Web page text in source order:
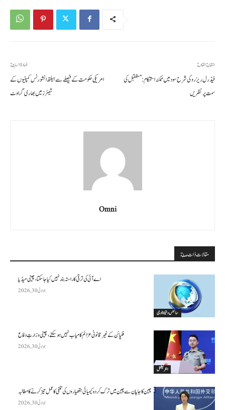
المادة السابقة
امریکی حکومت کے فیصلے سے ہیلتھ انشورنس کمپنیوں کے
شیئرز میں بھاری گراوٹ
المقالة القادمة
فیڈرل ریزرو کی شرح سود میں ممکنہ استحکام: مستقبل کی
سمت پر نظریں
Omni
مقالات ذات صلة
سائنس وٹیکنالوجی
اے آئی کی ترقی کا راستہ بند نہیں کیا جا سکتا، چینی میڈیا
جولائی 30, 2026
انٹرنیشنل
فلپائن کے غیر قانونی عزائم کامیاب نہیں ہو سکتے ، چینی وزارتِ دفاع
جولائی 30, 2026
چین کا جاپان سے چین میں ترک کردہ کیمیائی ہتھیاروں کی تلفی کا عمل تیز کرنے کا مطالبہ
جولائی 30, 2026